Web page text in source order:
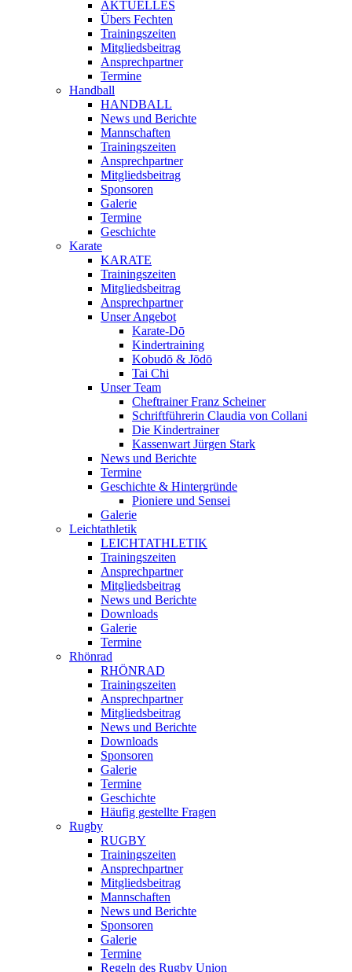
AKTUELLES
Übers Fechten
Trainingszeiten
Mitgliedsbeitrag
Ansprechpartner
Termine
Handball
HANDBALL
News und Berichte
Mannschaften
Trainingszeiten
Ansprechpartner
Mitgliedsbeitrag
Sponsoren
Galerie
Termine
Geschichte
Karate
KARATE
Trainingszeiten
Mitgliedsbeitrag
Ansprechpartner
Unser Angebot
Karate-Dō
Kindertraining
Kobudō & Jōdō
Tai Chi
Unser Team
Cheftrainer Franz Scheiner
Schriftführerin Claudia von Collani
Die Kindertrainer
Kassenwart Jürgen Stark
News und Berichte
Termine
Geschichte & Hintergründe
Pioniere und Sensei
Galerie
Leichtathletik
LEICHTATHLETIK
Trainingszeiten
Ansprechpartner
Mitgliedsbeitrag
News und Berichte
Downloads
Galerie
Termine
Rhönrad
RHÖNRAD
Trainingszeiten
Ansprechpartner
Mitgliedsbeitrag
News und Berichte
Downloads
Sponsoren
Galerie
Termine
Geschichte
Häufig gestellte Fragen
Rugby
RUGBY
Trainingszeiten
Ansprechpartner
Mitgliedsbeitrag
Mannschaften
News und Berichte
Sponsoren
Galerie
Termine
Regeln des Rugby Union